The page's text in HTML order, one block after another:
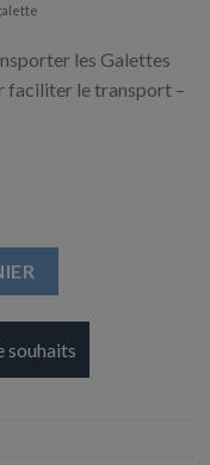
les Galettes
faciliter le transport –
Rois - Ø300 mm
souhaits